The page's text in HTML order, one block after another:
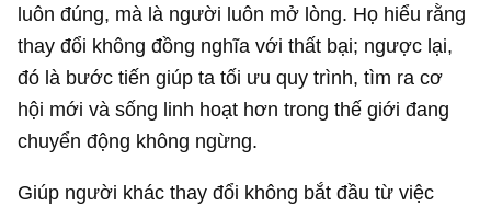
luôn đúng, mà là người luôn mở lòng. Họ hiểu rằng
thay đổi không đồng nghĩa với thất bại; ngược lại,
đó là bước tiến giúp ta tối ưu quy trình, tìm ra cơ
hội mới và sống linh hoạt hơn trong thế giới đang
chuyển động không ngừng.
Giúp người khác thay đổi không bắt đầu từ việc